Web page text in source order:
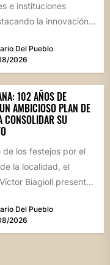
e instituciones
la innovación
Del Pueblo
2026
102 AÑOS DE
AMBICIOSO PLAN DE
CONSOLIDAR SU
de los festejos por el
la localidad, el
Biagioli presentó
Del Pueblo
2026